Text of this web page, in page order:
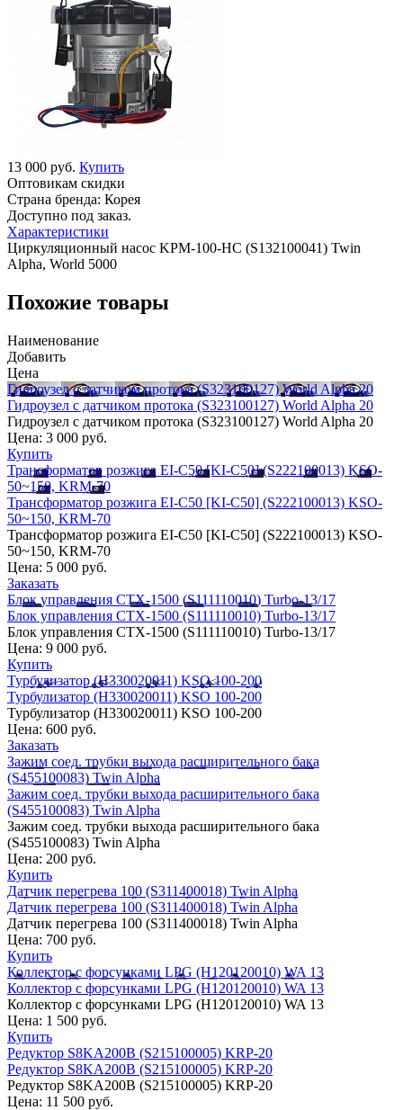
13 000 руб. Купить
Оптовикам скидки
Страна бренда: Корея
Доступно под заказ.
Характеристики
Циркуляционный насос KPM-100-HC (S132100041) Twin
Alpha, World 5000
Похожие товары
Наименование
Добавить
Цена
Гидроузел с датчиком протока (S323100127) World Alpha 20
Гидроузел с датчиком протока (S323100127) World Alpha 20
Гидроузел с датчиком протока (S323100127) World Alpha 20
Цена: 3 000 руб.
Купить
Трансформатор розжига EI-C50 [KI-C50] (S222100013) KSO-
50~150, KRM-70
Трансформатор розжига EI-C50 [KI-C50] (S222100013) KSO-
50~150, KRM-70
Трансформатор розжига EI-C50 [KI-C50] (S222100013) KSO-
50~150, KRM-70
Цена: 5 000 руб.
Заказать
Блок управления CTX-1500 (S111110010) Turbo-13/17
Блок управления CTX-1500 (S111110010) Turbo-13/17
Блок управления CTX-1500 (S111110010) Turbo-13/17
Цена: 9 000 руб.
Купить
Турбулизатор (H330020011) KSO 100-200
Турбулизатор (H330020011) KSO 100-200
Турбулизатор (H330020011) KSO 100-200
Цена: 600 руб.
Заказать
Зажим соед. трубки выхода расширительного бака
(S455100083) Twin Alpha
Зажим соед. трубки выхода расширительного бака
(S455100083) Twin Alpha
Зажим соед. трубки выхода расширительного бака
(S455100083) Twin Alpha
Цена: 200 руб.
Купить
Датчик перегрева 100 (S311400018) Twin Alpha
Датчик перегрева 100 (S311400018) Twin Alpha
Датчик перегрева 100 (S311400018) Twin Alpha
Цена: 700 руб.
Купить
Коллектор с форсунками LPG (H120120010) WA 13
Коллектор с форсунками LPG (H120120010) WA 13
Коллектор с форсунками LPG (H120120010) WA 13
Цена: 1 500 руб.
Купить
Редуктор S8KA200B (S215100005) KRP-20
Редуктор S8KA200B (S215100005) KRP-20
Редуктор S8KA200B (S215100005) KRP-20
Цена: 11 500 руб.